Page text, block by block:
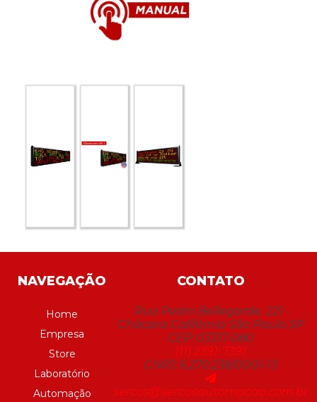
NAVEGAÇÃO
Home
Empresa
Store
Laboratório
Automação
CONTATO
Rua Pedro Bellegarde, 221 -
Chácara Califórnia São Paulo SP
CEP: 03317-080
(11) 2391-7391
CNPJ: 6.270.238/0001-13
sercos@sercosautomacao.com.br